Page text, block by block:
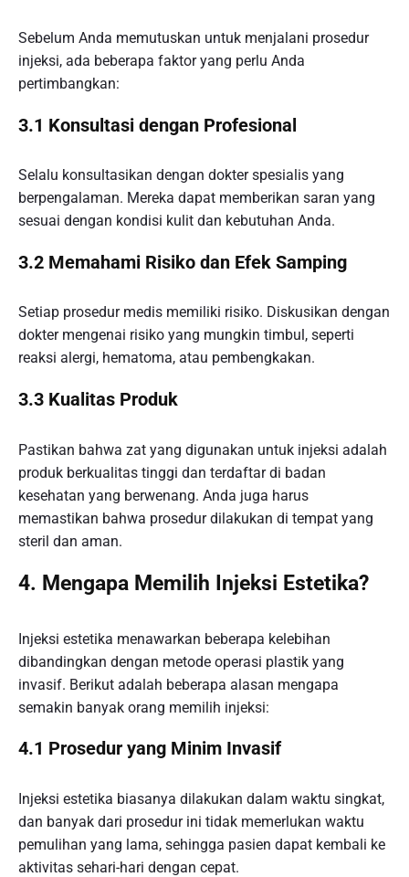
Sebelum Anda memutuskan untuk menjalani prosedur
injeksi, ada beberapa faktor yang perlu Anda
pertimbangkan:
3.1 Konsultasi dengan Profesional
Selalu konsultasikan dengan dokter spesialis yang
berpengalaman. Mereka dapat memberikan saran yang
sesuai dengan kondisi kulit dan kebutuhan Anda.
3.2 Memahami Risiko dan Efek Samping
Setiap prosedur medis memiliki risiko. Diskusikan dengan
dokter mengenai risiko yang mungkin timbul, seperti
reaksi alergi, hematoma, atau pembengkakan.
3.3 Kualitas Produk
Pastikan bahwa zat yang digunakan untuk injeksi adalah
produk berkualitas tinggi dan terdaftar di badan
kesehatan yang berwenang. Anda juga harus
memastikan bahwa prosedur dilakukan di tempat yang
steril dan aman.
4. Mengapa Memilih Injeksi Estetika?
Injeksi estetika menawarkan beberapa kelebihan
dibandingkan dengan metode operasi plastik yang
invasif. Berikut adalah beberapa alasan mengapa
semakin banyak orang memilih injeksi:
4.1 Prosedur yang Minim Invasif
Injeksi estetika biasanya dilakukan dalam waktu singkat,
dan banyak dari prosedur ini tidak memerlukan waktu
pemulihan yang lama, sehingga pasien dapat kembali ke
aktivitas sehari-hari dengan cepat.